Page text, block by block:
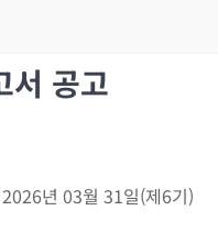
서 공고
년 03월 31일(제6기)